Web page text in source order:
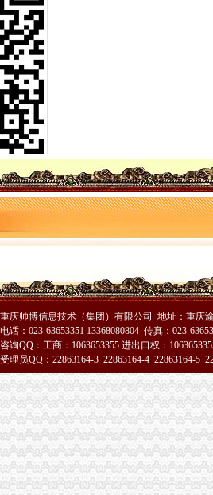
登记_晋中榆次区工商注册_晋中去
照代办,代办工商营业执照-武汉公司
办营业执照|代办注册|海淀注册公司
注册公司_春天北京代办营业执照
照
务登记代理
执照_广州代办公】-广州工商注册广州
营业执照【今日推荐网-南昌工商/税务/
_工商代理知名代理】-武昌积玉桥易登网
_连云港代理工商注册、代办营业执照
办工商执照】-代理记帐-永州赶集网
店铺代理记账】-深圳坪山新区易登网
业执照；曲靖注册公司】-曲靖易登网
业执照,代理记帐,税务登记,一
账】-公司注册-沈赶集网
资质代办代理记账_西宁城西区工商
商注册|公司注册280元|代办营业执照|代
？】-南城袁屋边易登网
代办_工商注册登记_一般纳税人申请_
|东光工商注册|东光代办个体营业执照
贸区工商注册代办|郑州航空港区代办
册,哈尔滨代办营业执照,哈尔滨代
业执照_郑州二七区工商注册_郑州去
账|代办营业执照|工商注册查询商标_商
商执照垫资代理公司注册代办公
册代理|郑州高新区营业执照代办|郑州
册_办理工商注册流程及费用
重庆帅博信息技术（集团）有限公司 地址：重庆
电话：023-63653351 13368080804 传真：023-
咨询QQ：工商：1063653355 进出口权：
受理员QQ：22863164-3 22863164-4 22863164-5